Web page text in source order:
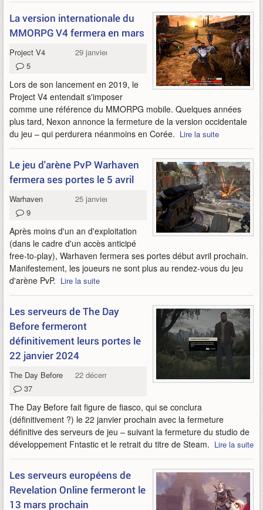
La version internationale du
MMORPG V4 fermera en mars
Project V4
29 janvier 2024
5
Lors de son lancement en 2019, le
Project V4 entendait s'imposer
comme une référence du MMORPG mobile. Quelques années
plus tard, Nexon annonce la fermeture de la version occidentale
du jeu – qui perdurera néanmoins en Corée. Lire la suite
Le jeu d'arène PvP Warhaven
fermera ses portes le 5 avril
Warhaven
25 janvier 2024
9
Après moins d'un an d'exploitation
(dans le cadre d'un accès anticipé
free-to-play), Warhaven fermera ses portes début avril prochain.
Manifestement, les joueurs ne sont plus au rendez-vous du jeu
d'arène PvP. Lire la suite
Les serveurs de The Day
Before fermeront
définitivement leurs portes le
22 janvier 2024
The Day Before
22 décembre 2023
37
The Day Before fait figure de fiasco, qui se conclura
(définitivement ?) le 22 janvier prochain avec la fermeture
définitive des serveurs de jeu – suivant la fermeture du studio de
développement Fntastic et le retrait du titre de Steam. Lire la suite
Les serveurs européens de
Revelation Online fermeront le
13 mars prochain